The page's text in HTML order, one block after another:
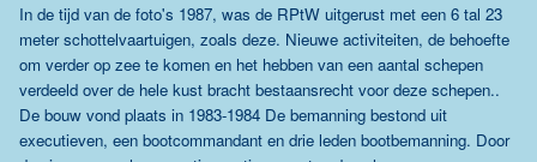
In de tijd van de foto's 1987, was de RPtW uitgerust met een 6 tal 23
meter schottelvaartuigen, zoals deze. Nieuwe activiteiten, de behoefte
om verder op zee te komen en het hebben van een aantal schepen
verdeeld over de hele kust bracht bestaansrecht voor deze schepen..
De bouw vond plaats in 1983-1984 De bemanning bestond uit
executieven, een bootcommandant en drie leden bootbemanning. Door